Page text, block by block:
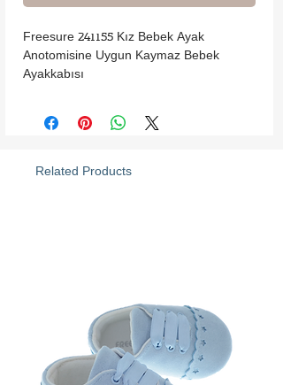
Freesure 241155 Kız Bebek Ayak
Anotomisine Uygun Kaymaz Bebek
Ayakkabısı
Related Products